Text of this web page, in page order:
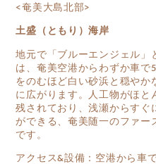
<奄美大島北部>
土盛（ともり）海岸
地元で「ブルーエンジェル」
は、奄美空港からわずか車で
をのむほど白い砂浜と穏やか
に広がります。人工物がほと
残されており、浅瀬からすぐ
ができる、奄美随一のファー
です。
アクセス&設備：空港から車